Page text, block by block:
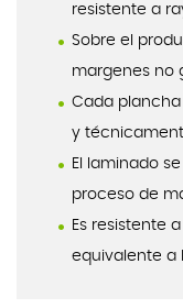
resistente a
Sobre el
margenes no
Cada
y
El laminado
proceso de
Es resistente
equivalente a